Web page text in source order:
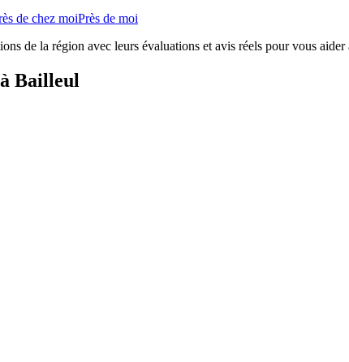
de chez moiPrès de moi
de la région avec leurs évaluations et avis réels pour vous
Bailleul